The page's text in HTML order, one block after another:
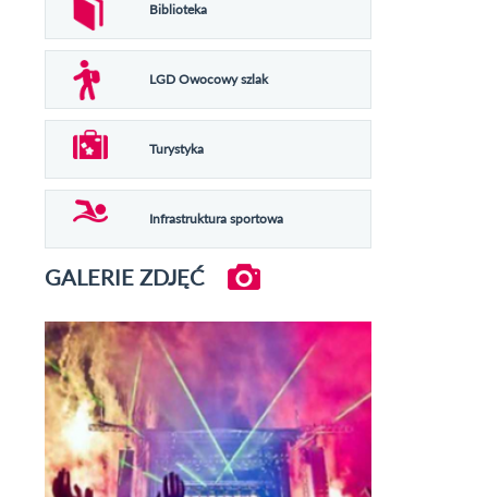
Biblioteka
LGD Owocowy szlak
Turystyka
Infrastruktura sportowa
GALERIE ZDJĘĆ